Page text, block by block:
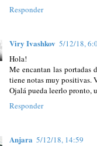
Responder
Viry Ivashkov 5/12/18,
Hola!
Me encantan las portadas
tiene notas muy positivas.
Ojalá pueda leerlo pronto,
Responder
Anjara 5/12/18, 14:59